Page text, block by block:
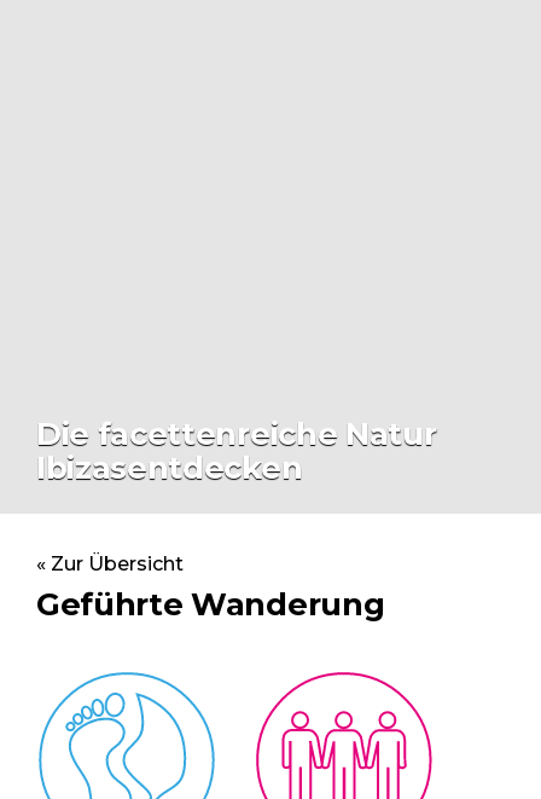
Die facettenreiche Natur
Ibizasentdecken
« Zur Übersicht
Geführte Wanderung